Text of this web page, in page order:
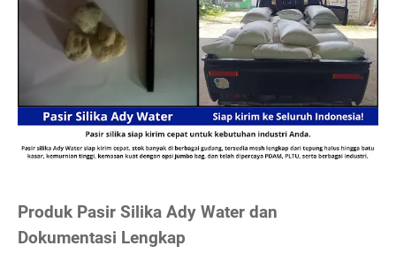
Produk Pasir Silika Ady Water dan
Dokumentasi Lengkap